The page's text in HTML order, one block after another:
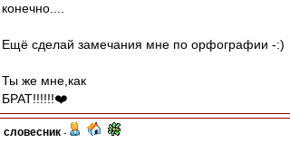
конечно....
Ещё сделай замечания мне по орфографии -:)
Ты же мне,как
БРАТ!!!!!!❤️
словесник -